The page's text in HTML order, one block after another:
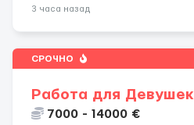
3 часа назад
СРОЧНО
Работа для Девушек
7000 - 14000 €